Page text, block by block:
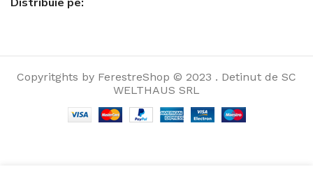
Copyritghts by FerestreShop © 2023 . Detinut de SC
WELTHAUS SRL